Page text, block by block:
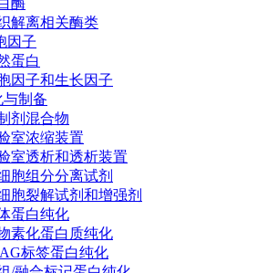
酶
解离相关酶类
因子
蛋白
因子和生长因子
制备
剂混合物
室浓缩装置
室透析和透析装置
胞组分分离试剂
胞裂解试剂和增强剂
蛋白纯化
素化蛋白质纯化
标签蛋白纯化